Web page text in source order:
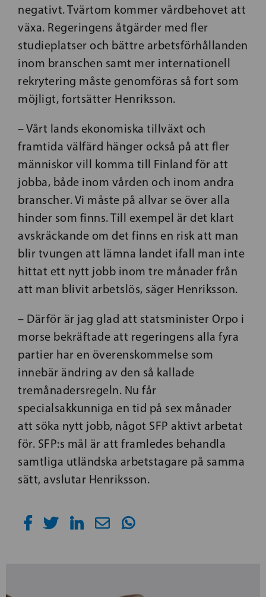
negativt. Tvärtom kommer vårdbehovet att
växa. Regeringens åtgärder med fler
studieplatser och bättre arbetsförhållanden
inom branschen samt mer internationell
rekrytering måste genomföras så fort som
möjligt, fortsätter Henriksson.
– Vårt lands ekonomiska tillväxt och
framtida välfärd hänger också på att fler
människor vill komma till Finland för att
jobba, både inom vården och inom andra
branscher. Vi måste på allvar se över alla
hinder som finns. Till exempel är det klart
avskräckande om det finns en risk att man
blir tvungen att lämna landet ifall man inte
hittat ett nytt jobb inom tre månader från
att man blivit arbetslös, säger Henriksson.
– Därför är jag glad att statsminister Orpo i
morse bekräftade att regeringens alla fyra
partier har en överenskommelse som
innebär ändring av den så kallade
tremånadersregeln. Nu får
specialsakkunniga en tid på sex månader
att söka nytt jobb, något SFP aktivt arbetat
för. SFP:s mål är att framledes behandla
samtliga utländska arbetstagare på samma
sätt, avslutar Henriksson.